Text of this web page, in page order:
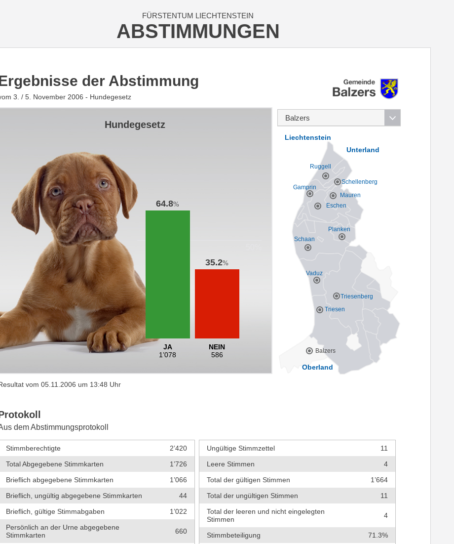
FÜRSTENTUM LIECHTENSTEIN
ABSTIMMUNGEN
Vaduz
Balzers
Planken
Schaan
Triesen
Triesenberg
Eschen
Gamprin
Mauren
Ruggell
Schellenberg
Oberland
Unterland
Liechtenstein
der Abstimmung
3. / 5. November 2006 - Hundegesetz
Hundegesetz
64.8%
JA
1’078
35.2%
NEIN
586
vom 05.11.2006 um 13:48 Uhr
dem Abstimmungsprotokoll
Stimmberechtigte
2’420
Total Abgegebene Stimmkarten
1’726
Brieflich abgegebene Stimmkarten
1’066
Brieflich, ungültig abgegebene Stimmkarten
44
Brieflich, gültige Stimmabgaben
1’022
Persönlich an der Urne abgegebene
Stimmkarten
660
Ungültige Stimmzettel
11
Leere Stimmen
4
Total der gültigen Stimmen
1’664
Total der ungültigen Stimmen
11
Total der leeren und nicht eingelegten
Stimmen
4
Stimmbeteiligung
71.3%